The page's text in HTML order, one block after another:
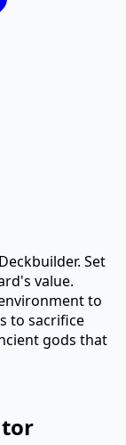
Set
value.
to
to sacrifice
gods that